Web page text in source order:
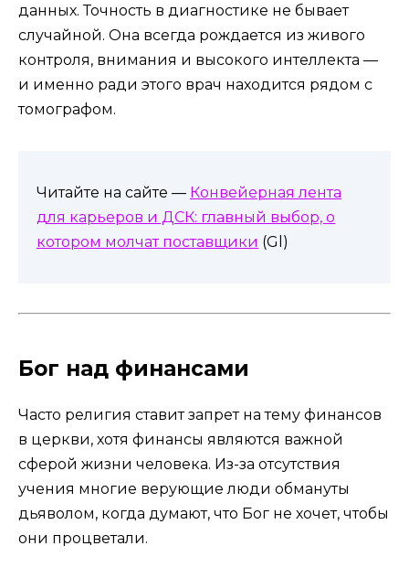
данных. Точность в диагностике не бывает
случайной. Она всегда рождается из живого
контроля, внимания и высокого интеллекта —
и именно ради этого врач находится рядом с
томографом.
Читайте на сайте — Конвейерная лента
для карьеров и ДСК: главный выбор, о
котором молчат поставщики (Gl)
Бог над финансами
Часто религия ставит запрет на тему финансов
в церкви, хотя финансы являются важной
сферой жизни человека. Из-за отсутствия
учения многие верующие люди обмануты
дьяволом, когда думают, что Бог не хочет, чтобы
они процветали.